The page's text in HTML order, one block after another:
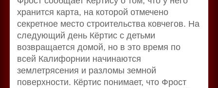
хранится карта, на которой отмечено
секретное место строительства ковчегов. На
следующий день Кёртис с детьми
возвращается домой, но в это время по
всей Калифорнии начинаются
землетрясения и разломы земной
поверхности. Кёртис понимает, что Фрост